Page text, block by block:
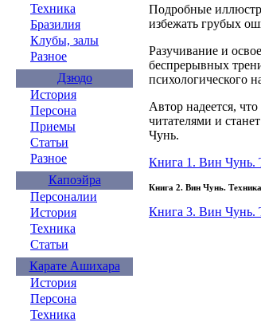
Техника
Бразилия
Клубы, залы
Разное
Дзюдо
История
Персона
Приемы
Статьи
Разное
Капоэйра
Персоналии
История
Техника
Статьи
Карате Ашихара
История
Персона
Техника
Подробные
избежать грубых
Разучивание и
беспрерывных
психологического
Автор надеется,
читателями и
Чунь.
Книга 1. Вин Чунь.
Книга 2. Вин Чунь.
Книга 3. Вин Чунь.